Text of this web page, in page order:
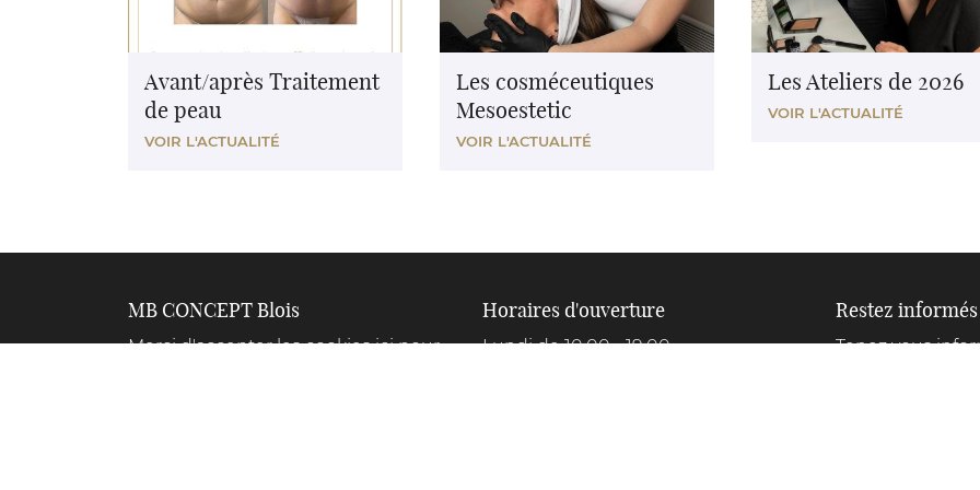
Avant/après Traitement
de peau
VOIR L'ACTUALITÉ
Les cosméceutiques
Mesoestetic
VOIR L'ACTUALITÉ
Les Ateliers de 2026
VOIR L'ACTUALITÉ
MB CONCEPT Blois
Merci d'accepter les cookiesicipour
Horaires d'ouverture
Lundi de 10:00 - 19:00
Horaires d'ouverture
Lundi de 10:00 -
Restez informés
Tenez vous